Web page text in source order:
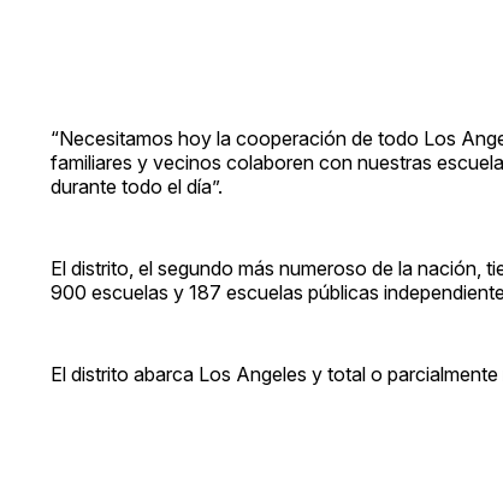
“Necesitamos hoy la cooperación de todo Los
familiares y vecinos colaboren con nuestras
durante todo el día”.
El distrito, el segundo más numeroso de la nación,
900 escuelas y 187 escuelas públicas
El distrito abarca Los Angeles y total o